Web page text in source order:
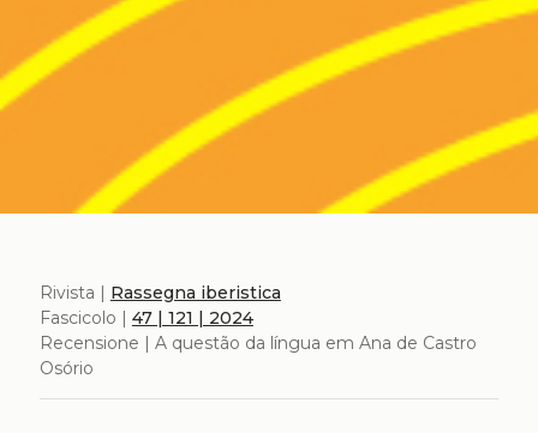
Rivista | Rassegna iberistica
Fascicolo | 47 | 121 | 2024
Recensione | A questão da língua em Ana de Castro
Osório